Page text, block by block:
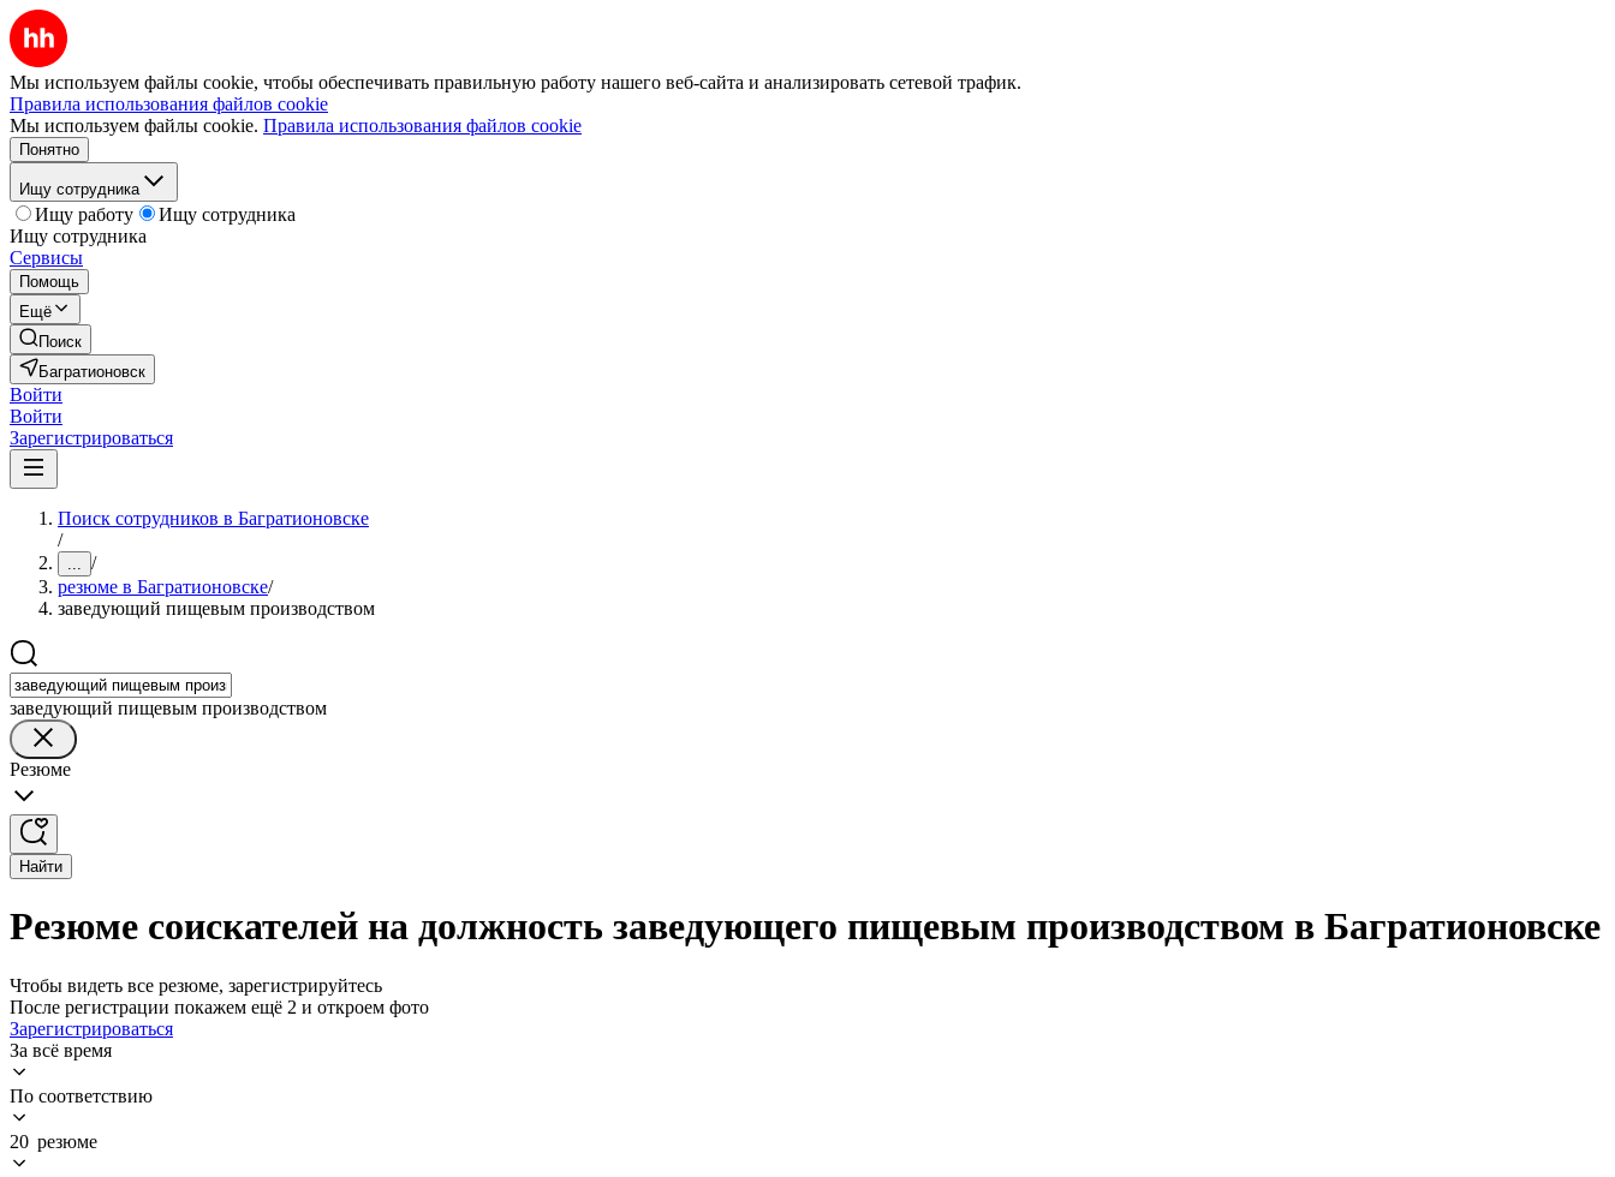
Мы используем файлы cookie, чтобы обеспечивать правильную работу нашего веб-сайта и анализировать сетевой трафик.
Правила использования файлов cookie
Мы используем файлы cookie. Правила использования файлов cookie
Понятно
Ищу сотрудника
Ищу работу
Ищу сотрудника
Ищу сотрудника
Сервисы
Помощь
Ещё
Поиск
Багратионовск
Войти
Войти
Зарегистрироваться
Поиск сотрудников в Багратионовске
/
... /
резюме в Багратионовске/
заведующий пищевым производством
заведующий пищевым производством
Резюме
Найти
Резюме соискателей на должность заведующего пищевым производством в Багратионовске
Чтобы видеть все резюме, зарегистрируйтесь
После регистрации покажем ещё 2 и откроем фото
Зарегистрироваться
За всё время
По соответствию
20 резюме